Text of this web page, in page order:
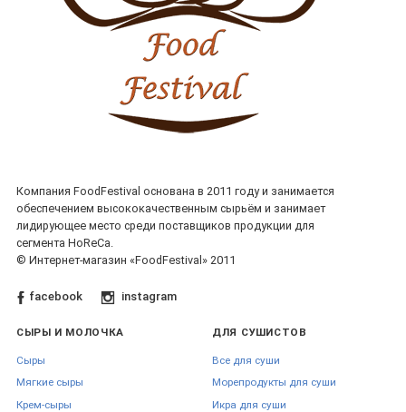
коктейлях и «instagram-friendly» лимонадах.
Садовые фрукты
Яблоко, груша «Вильямс», персик – добавляют сочную сладость
смузи и безалкогольным пуншам.
Черника-ежевика-брусника – концентрированный «лесной» вкус для
глинтвейна и пирогов.
Sugar-Free линейка
На эритрите и стевии: клубничный light, черная смородина light – хит
фитнес-баров.
Как выбрать фруктовый
сироп: 5 простых советов
Компания FoodFestival основана в 2011 году и занимается
обеспечением высококачественным сырьём и занимает
лидирующее место среди поставщиков продукции для
сегмента HoReCa.
© Интернет-магазин «FoodFestival» 2011
facebook instagram
СЫРЫ И МОЛОЧКА
Сыры
Мягкие сыры
Крем-сыры
ДЛЯ СУШИСТОВ
Все для суши
Морепродукты для суши
Икра для суши